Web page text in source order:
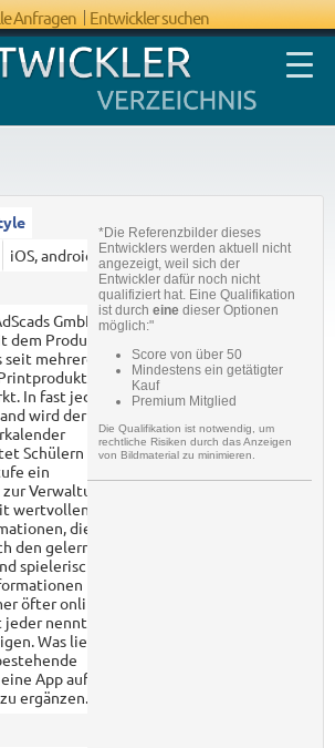
Anfragen Entwickler suchen
iOS, android
GmbH
dem Produkt
mehreren
In fast jeder
wird der
Schülern der
ein
Verwaltung
wertvollen
die
den gelernten
spielerische
öfter online
nennt ein
Was liegt
App auf
ergänzen.
*Die Referenzbilder dieses
Entwicklers werden aktuell nicht
angezeigt, weil sich der
Entwickler dafür noch nicht
qualifiziert hat. Eine Qualifikation
ist durch eine dieser Optionen
möglich:"
Score von über 50
Mindestens ein getätigter
Kauf
Premium Mitglied
Die Qualifikation ist notwendig, um
rechtliche Risiken durch das Anzeigen
von Bildmaterial zu minimieren.